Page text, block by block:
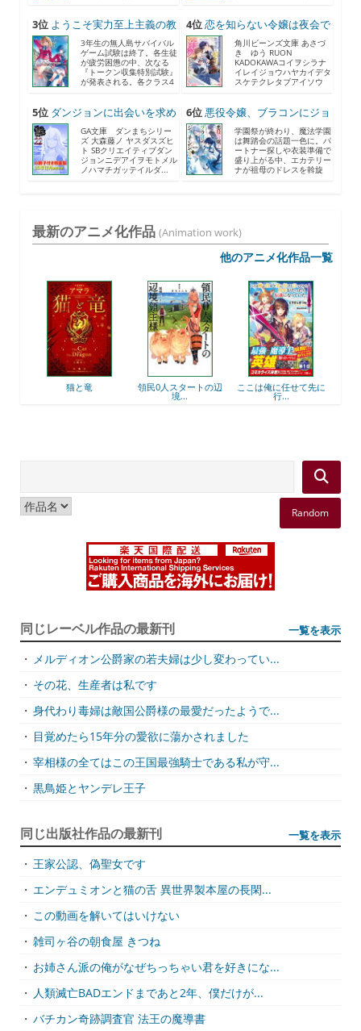
3位 ようこそ実力至上主義の教
室...
3年生の無人島サバイバル
ゲーム試験は終了。各生徒
が疲労困憊の中、次なる
『トークン収集特別試験』
が発表される。各クラス4
4位恋を知らない令嬢は夜会で
助...
角川ビーンズ文庫 あさづ
き ゆう RUON
KADOKAWAコイヲシラナ
イレイジョウハヤカイデタ
スケテクレタブアイソウ
5位 ダンジョンに出会いを求め
る...
GA文庫 ダンまちシリー
ズ 大森藤ノ ヤスダスズヒ
ト SBクリエイティブダン
ジョンニデアイヲモトメル
ノハマチガッテイルダ...
6位悪役令嬢、ブラコンにジョ
ブ...
学園祭が終わり、魔法学園
は舞踏会の話題一色に。パ
ートナー探しや衣装準備で
盛り上がる中、エカテリー
ナが祖母のドレスを斡旋
最新のアニメ化作品 (Animation work)
他のアニメ化作品一覧
猫と竜 領民0人スタートの辺
境...
ここは俺に任せて先に
行...
Random
同じレーベル作品の最新刊 一覧を表示
・ メルディオン公爵家の若夫婦は少し変わってい...
・ その花、生産者は私です
・ 身代わり毒婦は敵国公爵様の最愛だったようで...
・ 目覚めたら15年分の愛欲に蕩かされました
・ 宰相様の全てはこの王国最強騎士である私が守...
・ 黒鳥姫とヤンデレ王子
同じ出版社作品の最新刊 一覧を表示
・ 王家公認、偽聖女です
・ エンデュミオンと猫の舌 異世界製本屋の長閑...
・ この動画を解いてはいけない
・ 雑司ヶ谷の朝食屋 きつね
・ お姉さん派の俺がなぜちっちゃい君を好きにな...
・ 人類滅亡BADエンドまであと2年、僕だけが...
・ バチカン奇跡調査官 法王の魔導書